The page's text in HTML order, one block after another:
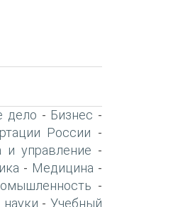
дело - Бизнес -
России -
и управление -
- Медицина -
-
-Учебный